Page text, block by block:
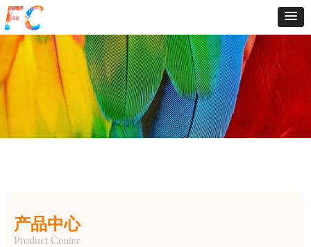
产品中心
Product Center